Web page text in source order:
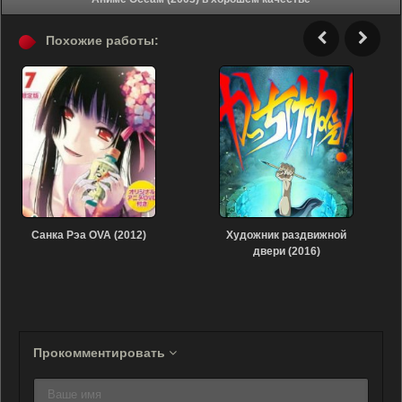
Похожие работы:
Санка Рэа OVA (2012)
Художник раздвижной
двери (2016)
Прокомментировать